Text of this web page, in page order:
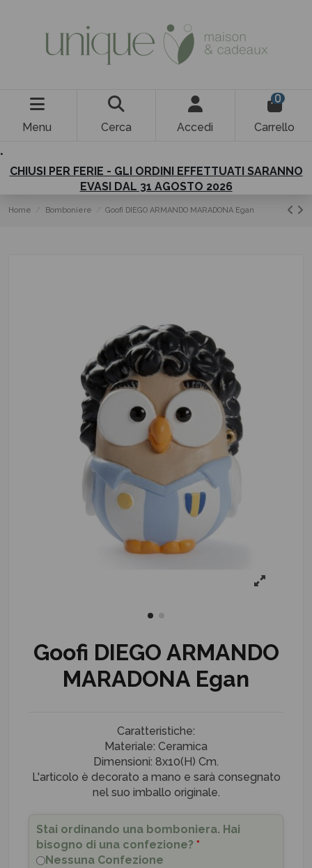
Menu Cerca Accedi
0
Carrello
.
CHIUSI PER FERIE - GLI ORDINI EFFETTUATI SARANNO
EVASI DAL 31 AGOSTO 2026
Home Bomboniere Goofi DIEGO ARMANDO MARADONA Egan
Goofi DIEGO ARMANDO
MARADONA Egan
Caratteristiche:
Materiale: Ceramica
Dimensioni: 8x10(H) Cm.
L'articolo è decorato a mano e sarà consegnato
nel suo imballo originale.
Stai ordinando una bomboniera. Hai
bisogno di una confezione? *
Nessuna Confezione